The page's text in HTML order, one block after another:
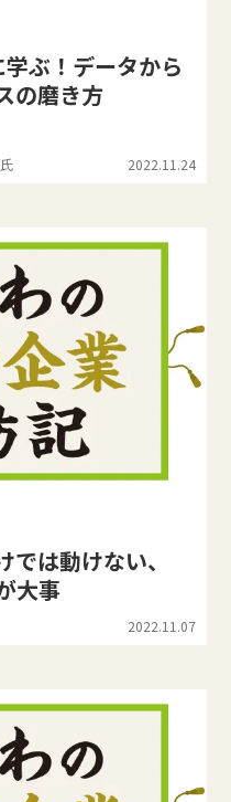
学ぶ！データから
の磨き方
2022.11.24
では動けない、
大事
2022.11.07